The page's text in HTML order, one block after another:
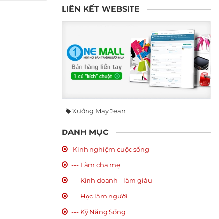
LIÊN KẾT WEBSITE
Xưởng May Jean
DANH MỤC
Kinh nghiệm cuộc sống
--- Làm cha mẹ
--- Kinh doanh - làm giàu
--- Học làm người
--- Kỹ Năng Sống